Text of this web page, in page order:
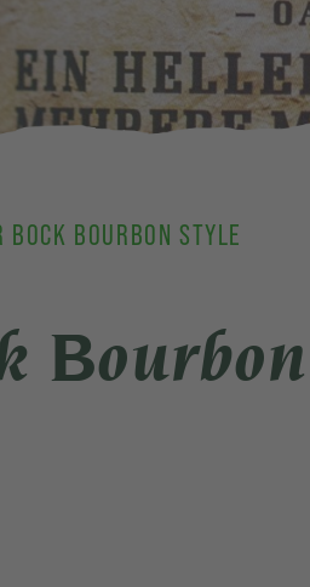
BOCK BOURBON STYLE
Bourbon